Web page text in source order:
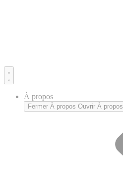
À propos
Fermer À propos Ouvrir À propos